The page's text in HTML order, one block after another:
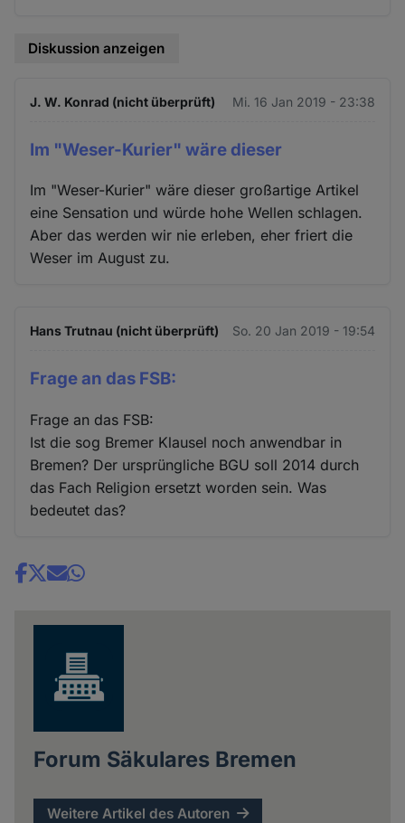
Diskussion anzeigen
J. W. Konrad (nicht überprüft) Mi. 16 Jan 2019 - 23:38
Im "Weser-Kurier" wäre dieser
Im "Weser-Kurier" wäre dieser großartige Artikel
eine Sensation und würde hohe Wellen schlagen.
Aber das werden wir nie erleben, eher friert die
Weser im August zu.
Hans Trutnau (nicht überprüft) So. 20 Jan 2019 - 19:54
Frage an das FSB:
Frage an das FSB:
Ist die sog Bremer Klausel noch anwendbar in
Bremen? Der ursprüngliche BGU soll 2014 durch
das Fach Religion ersetzt worden sein. Was
bedeutet das?
Share
Forum Säkulares Bremen
Weitere Artikel des Autoren